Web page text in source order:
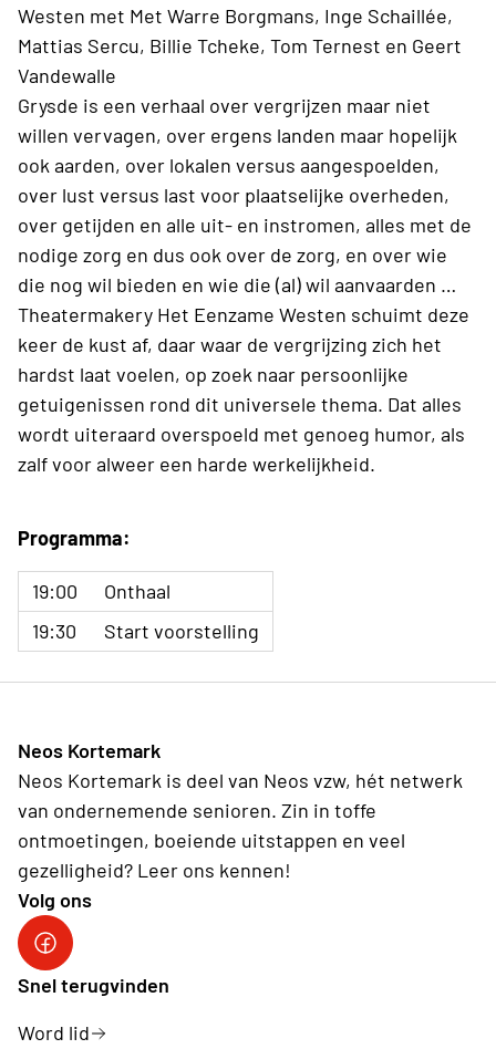
Westen met Met Warre Borgmans, Inge Schaillée,
Mattias Sercu, Billie Tcheke, Tom Ternest en Geert
Vandewalle
Grysde is een verhaal over vergrijzen maar niet
willen vervagen, over ergens landen maar hopelijk
ook aarden, over lokalen versus aangespoelden,
over lust versus last voor plaatselijke overheden,
over getijden en alle uit- en instromen, alles met de
nodige zorg en dus ook over de zorg, en over wie
die nog wil bieden en wie die (al) wil aanvaarden …
Theatermakery Het Eenzame Westen schuimt deze
keer de kust af, daar waar de vergrijzing zich het
hardst laat voelen, op zoek naar persoonlijke
getuigenissen rond dit universele thema. Dat alles
wordt uiteraard overspoeld met genoeg humor, als
zalf voor alweer een harde werkelijkheid.
Programma:
19:00
Onthaal
19:30
Start voorstelling
Neos Kortemark
Neos Kortemark is deel van Neos vzw, hét netwerk
van ondernemende senioren. Zin in toffe
ontmoetingen, boeiende uitstappen en veel
gezelligheid? Leer ons kennen!
Volg ons
Snel terugvinden
Word lid